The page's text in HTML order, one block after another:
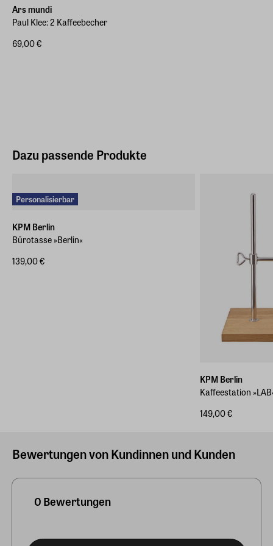
Ars mundi
Paul Klee: 2 Kaffeebecher
69,00 €
Dazu passende Produkte
Personalisierbar
KPM Berlin
Bürotasse »Berlin«
139,00 €
KPM Berlin
Kaffeestation
149,00 €
Bewertungen von Kundinnen und Kunden
0 Bewertungen